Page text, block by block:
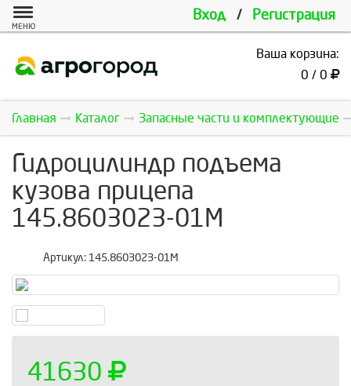
Вход / Регистрация
МЕНЮ
Ваша корзина:
0 / 0
Главная Каталог Запасные части и комплектующие
Гидроцилиндр подъема
кузова прицепа
145.8603023-01М
Артикул: 145.8603023-01М
41630